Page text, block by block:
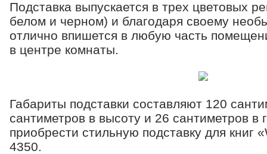
Подставка выпускается в трех цветовых
белом и черном) и благодаря своему
отлично впишется в любую часть
в центре комнаты.
Габариты подставки составляют 120
сантиметров в высоту и 26 сантиметров в
приобрести стильную подставку для книг
4350.